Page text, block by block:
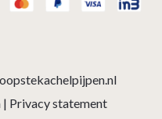
| Privacy statement